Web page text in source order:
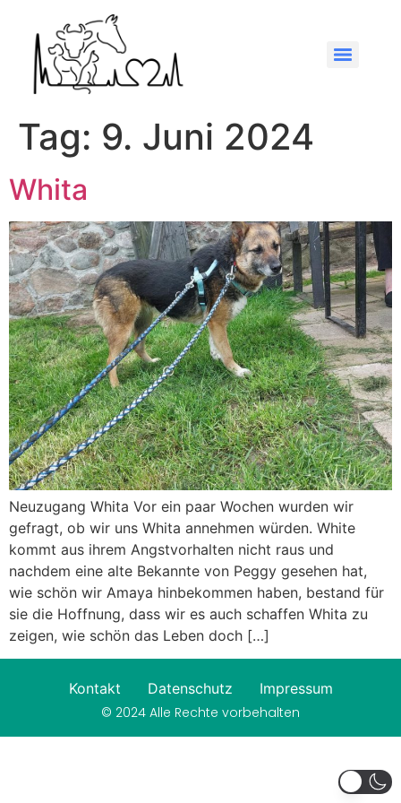
Tag: 9. Juni 2024
Whita
Neuzugang Whita Vor ein paar Wochen wurden wir
gefragt, ob wir uns Whita annehmen würden. White
kommt aus ihrem Angstvorhalten nicht raus und
nachdem eine alte Bekannte von Peggy gesehen hat,
wie schön wir Amaya hinbekommen haben, bestand für
sie die Hoffnung, dass wir es auch schaffen Whita zu
zeigen, wie schön das Leben doch […]
Kontakt Datenschutz
Impressum
© 2024 Alle Rechte vorbehalten